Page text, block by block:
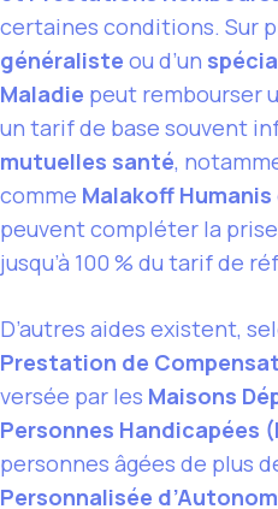
certaines conditions. Sur
généraliste ou d’un
Maladie peut rembourser
un tarif de base souvent
mutuelles santé,
comme Malakoff Humanis
peuvent compléter la
jusqu’à 100 % du tarif de
D’autres aides existent,
Prestation de
versée par les Maisons
Personnes Handicapées
personnes âgées de plus
Personnalisée